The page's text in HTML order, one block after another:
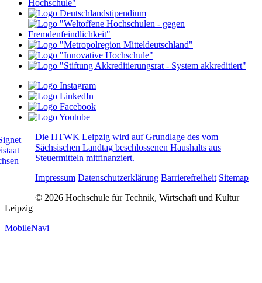
Die HTWK Leipzig wird auf Grundlage des vom
Sächsischen Landtag beschlossenen Haushalts aus
Steuermitteln mitfinanziert.
Impressum Datenschutzerklärung Barrierefreiheit Sitemap
© 2026 Hochschule für Technik, Wirtschaft und Kultur
Leipzig
MobileNavi